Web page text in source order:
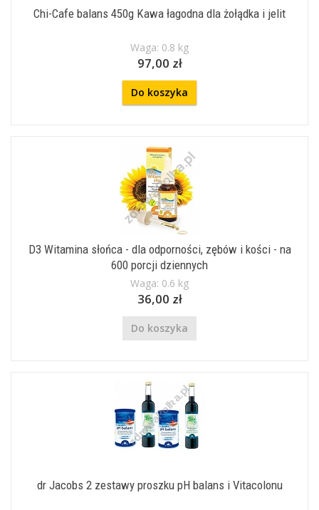
Chi-Cafe balans 450g Kawa łagodna dla żołądka i jelit
Waga: 0.8 kg
97,00 zł
Do koszyka
D3 Witamina słońca - dla odporności, zębów i kości - na
600 porcji dziennych
Waga: 0.6 kg
36,00 zł
Do koszyka
dr Jacobs 2 zestawy proszku pH balans i Vitacolonu